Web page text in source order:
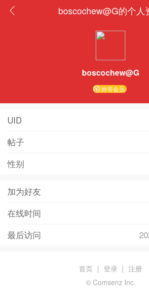
boscochew@G的个人
boscochew@G
帅哥会员
UID
帖子
性别
加为好友
在线时间
最后访问
首页 | 登录 | 注册
© Comsenz Inc.